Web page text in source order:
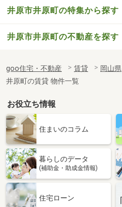
井原市井原町の特集から探す
井原市井原町の不動産を探す
goo住宅・不動産 賃貸 岡山県
井原町の賃貸 物件一覧
お役立ち情報
住まいのコラム
暮らしのデータ
(補助金・助成金情報)
住宅ローン